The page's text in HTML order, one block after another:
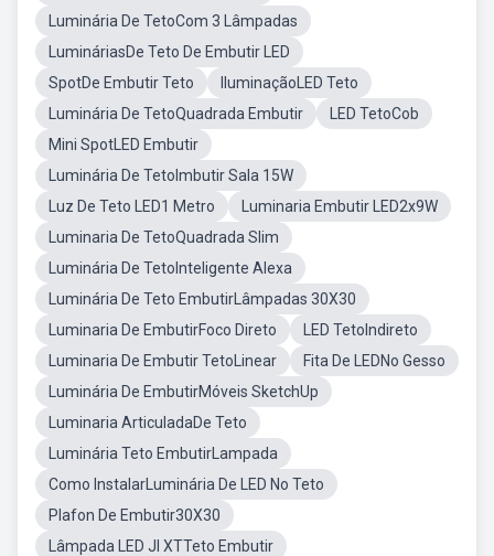
Luminária De TetoCom 3 Lâmpadas
LumináriasDe Teto De Embutir LED
SpotDe Embutir Teto
IluminaçãoLED Teto
Luminária De TetoQuadrada Embutir
LED TetoCob
Mini SpotLED Embutir
Luminária De TetoImbutir Sala 15W
Luz De Teto LED1 Metro
Luminaria Embutir LED2x9W
Luminaria De TetoQuadrada Slim
Luminária De TetoInteligente Alexa
Luminária De Teto EmbutirLâmpadas 30X30
Luminaria De EmbutirFoco Direto
LED TetoIndireto
Luminaria De Embutir TetoLinear
Fita De LEDNo Gesso
Luminária De EmbutirMóveis SketchUp
Luminaria ArticuladaDe Teto
Luminária Teto EmbutirLampada
Como InstalarLuminária De LED No Teto
Plafon De Embutir30X30
Lâmpada LED Jl XTTeto Embutir